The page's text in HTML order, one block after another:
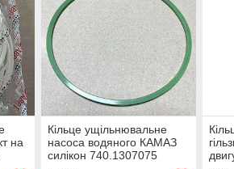
на
Кільце ущільнювальне
насоса водяного КАМАЗ
силікон 740.1307075